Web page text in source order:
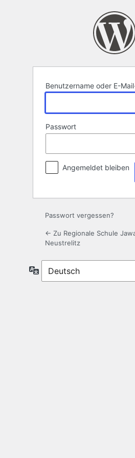
Benutzername oder E-
Passwort
Angemeldet bleiben
Passwort vergessen?
← Zu Regionale Schule
Neustrelitz
Sprache